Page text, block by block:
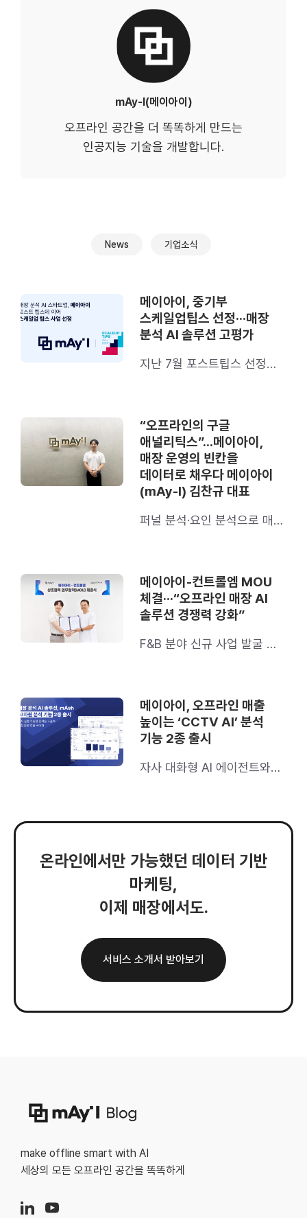
mAy-I(메이아이)
오프라인 공간을 더 똑똑하게 만드는
인공지능 기술을 개발합니다.
News 기업소식
메이아이, 중기부
스케일업팁스 선정···매장
분석 AI 솔루션 고평가
지난 7월 포스트팁스 선정에
“오프라인의 구글
애널리틱스”…메이아이,
매장 운영의 빈칸을
데이터로 채우다 메이아이
(mAy-I) 김찬규 대표
퍼널 분석·요인 분석으로 매출
메이아이-컨트롤엠 MOU
체결···“오프라인 매장 AI
솔루션 경쟁력 강화”
F&B 분야 신규 사업 발굴 및
메이아이, 오프라인 매출
높이는 ‘CCTV AI’ 분석
기능 2종 출시
자사 대화형 AI 에이전트와
온라인에서만 가능했던 데이터 기반
마케팅,
이제 매장에서도.
서비스 소개서 받아보기
make offline smart with AI
세상의 모든 오프라인 공간을 똑똑하게